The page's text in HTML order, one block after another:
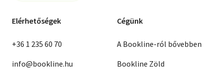
Elérhetőségek
+36 1 235 60 70
info@bookline.hu
Cégünk
A Bookline-ról bővebben
Bookline Zöld